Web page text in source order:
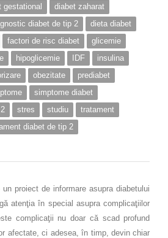
gestational
diabet zaharat
diabet de tip 2
dieta diabet
factori de risc diabet
glicemie
hipoglicemie IDF
insulina
obezitate
prediabet
simptome diabet
stres studiu
tratament
diabet de tip 2
proiect de informare asupra diabetului
atenţia în special asupra complicaţiilor
complicaţii nu doar că scad profund
afectate, ci adesea, în timp, devin chiar